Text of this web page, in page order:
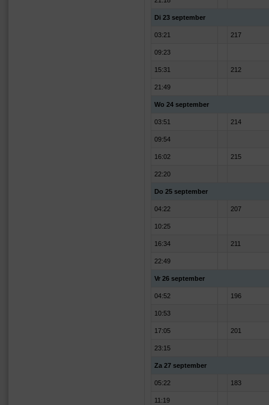
Di 23 september
03:21 217
09:23
15:31 212
21:49
Wo 24 september
03:51 214
09:54
16:02 215
22:20
Do 25 september
04:22 207
10:25
16:34 211
22:49
Vr 26 september
04:52 196
10:53
17:05 201
23:15
Za 27 september
05:22 183
11:19